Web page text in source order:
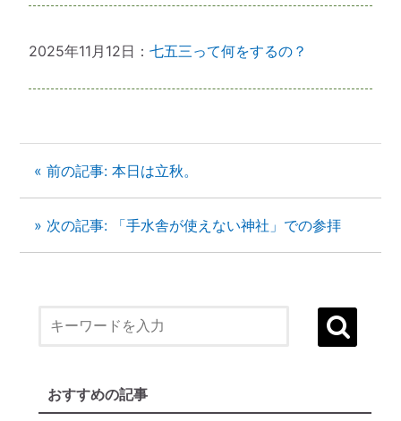
2025年11月12日：七五三って何をするの？
« 前の記事: 本日は立秋。
» 次の記事: 「手水舎が使えない神社」での参拝
おすすめの記事
１）誰でも生まれ変われる・年に２度の
「大祓（おおはらえ）」とは？
縁結びに効果がある「産土神社」
【産土神社リサーチ】人生が好転し始める
言葉で自分を祓う方法「ほんとうのことを